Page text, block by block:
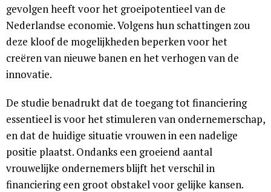
gevolgen heeft voor het groeipotentieel van de
Nederlandse economie. Volgens hun schattingen zou
deze kloof de mogelijkheden beperken voor het
creëren van nieuwe banen en het verhogen van de
innovatie.
De studie benadrukt dat de toegang tot financiering
essentieel is voor het stimuleren van ondernemerschap,
en dat de huidige situatie vrouwen in een nadelige
positie plaatst. Ondanks een groeiend aantal
vrouwelijke ondernemers blijft het verschil in
financiering een groot obstakel voor gelijke kansen.